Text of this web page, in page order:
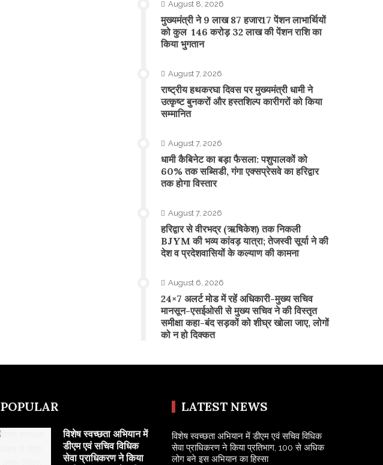
August 8, 2026
मुख्यमंत्री ने 9 लाख 87 हजार17 पेंशन लाभार्थियों
को कुल 146 करोड़ 32 लाख की पेंशन राशि का
किया भुगतान
August 7, 2026
राष्ट्रीय हथकरघा दिवस पर मुख्यमंत्री धामी ने
उत्कृष्ट बुनकरों और हस्तशिल्प कारीगरों को किया
सम्मानित
August 7, 2026
​धामी कैबिनेट का बड़ा फैसला: पशुपालकों को
60% तक सब्सिडी, गंगा एक्सप्रेसवे का हरिद्वार
तक होगा विस्तार
August 7, 2026
​हरिद्वार से वीरभद्र (ऋषिकेश) तक निकली
BJYM की भव्य कांवड़ यात्रा; तेजस्वी सूर्या ने की
देश व प्रदेशवासियों के कल्याण की कामना
August 6, 2026
24×7 अलर्ट मोड में रहें अधिकारी-मुख्य सचिव
मानसून-एसईओसी से मुख्य सचिव ने की विस्तृत
समीक्षा कहा-बंद सड़कों को शीघ्र खोला जाए, लोगों
को न हो दिक्कत
POPULAR
विशेष स्वच्छता अभियान में
डीएम एवं सचिव विधिक
सेवा प्राधिकरण ने किया
LATEST NEWS
विशेष स्वच्छता अभियान में डीएम एवं सचिव विधिक
सेवा प्राधिकरण ने किया प्रतिभाग, 100 से अधिक
लोग बने इस अभियान का हिस्सा